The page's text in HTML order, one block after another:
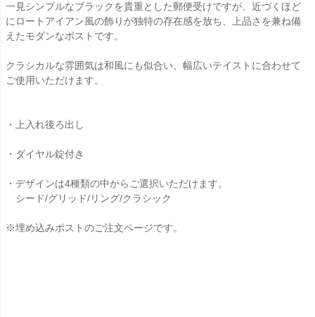
一見シンプルなブラックを貴重とした郵便受けですが、近づくほど
にロートアイアン風の飾りが独特の存在感を放ち、上品さを兼ね備
えたモダンなポストです。
クラシカルな雰囲気は和風にも似合い、幅広いテイストに合わせて
ご使用いただけます。
・上入れ後ろ出し
・ダイヤル錠付き
・デザインは4種類の中からご選択いただけます。
シード/グリッド/リング/クラシック
※埋め込みポストのご注文ページです。